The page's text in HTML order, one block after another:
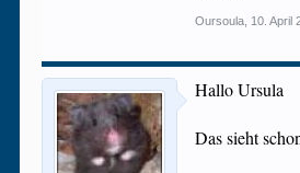
Oursoula 10. April
Hallo Ursula
Das sieht